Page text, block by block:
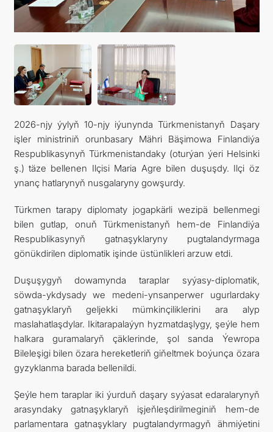
2026-njy ýylyň 10-njy iýunynda Türkmenistanyň Daşary
işler ministriniň orunbasary Mähri Bäşimowa Finlandiýa
Respublikasynyň Türkmenistandaky (oturýan ýeri Helsinki
ş.) täze bellenen Ilçisi Maria Agre bilen duşuşdy. Ilçi öz
ynanç hatlarynyň nusgalaryny gowşurdy.
Türkmen tarapy diplomaty jogapkärli wezipä bellenmegi
bilen gutlap, onuň Türkmenistanyň hem-de Finlandiýa
Respublikasynyň gatnaşyklaryny pugtalandyrmaga
gönükdirilen diplomatik işinde üstünlikleri arzuw etdi.
Duşuşygyň dowamynda taraplar syýasy-diplomatik,
söwda-ykdysady we medeni-ynsanperwer ugurlardaky
gatnaşyklaryň geljekki mümkinçiliklerini ara alyp
maslahatlaşdylar. Ikitarapalaýyn hyzmatdaşlygy, şeýle hem
halkara guramalaryň çäklerinde, şol sanda Ýewropa
Bileleşigi bilen özara hereketleriň giňeltmek boýunça özara
gyzyklanma barada bellenildi.
Şeýle hem taraplar iki ýurduň daşary syýasat edaralarynyň
arasyndaky gatnaşyklaryň işjeňleşdirilmeginiň hem-de
parlamentara gatnaşyklary pugtalandyrmagyň ähmiýetini